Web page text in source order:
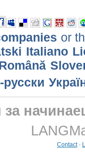
or
Italiano
за
Contact-